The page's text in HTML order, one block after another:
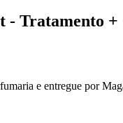
- Tratamento
e entregue por